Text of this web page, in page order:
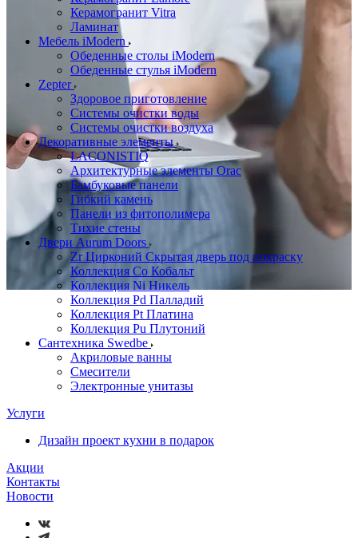
Керамогранит Vitra
Ламинат
Мебель iModern
Обеденные столы iModern
Обеденные стулья iModern
Zepter
Здоровое приготовление
Системы очистки воды
Системы очистки воздуха
Декоративные элементы
LACONISTIQ
Архитектурные элементы Orac
Бамбуковые панели
Гибкий камень
Панели из фитополимера
Тихие стены
Двери Aurum Doors
Zr Цирконий Скрытая дверь под покраску
Коллекция Co Кобальт
Коллекция Ni Никель
Коллекция Pd Палладий
Коллекция Pt Платина
Коллекция Pu Плутоний
Сантехника Swedbe
Акриловые ванны
Смесители
Электронные унитазы
Услуги
Дизайн проект кухни в подарок
Акции
Контакты
Новости